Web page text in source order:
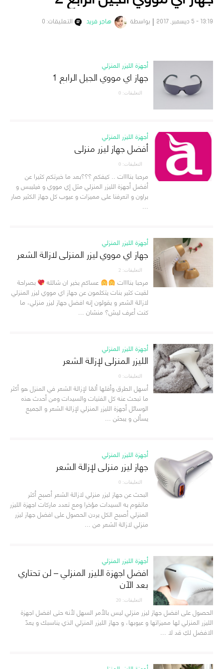
13:19 - 5 ديسمبر, 2017 بواسطة هاجر فريد التعليقات: 0
أجهزة الليزر المنزلي
جهاز اي مووي الجيل الرابع 1
التعليقات: 0
أجهزة الليزر المنزلي
أفضل جهاز ليزر منزلي
التعليقات: 0
مرحبا بناااات .. كيفكم ؟؟؟بعد ما خبرتكم كثيرا عن
أفضل أجهزة الليزر المنزلي مثل إي مووي و فيليبس و
براون و اتعرفنا على مميزات و عيوب كل جهاز الكثير صار
...
أجهزة الليزر المنزلي
جهاز اي مووي ليزر المنزلي لازالة الشعر
التعليقات: 2
مرحبا بناااات عساكم بخير ان شالله
بصراحة
لقيت كثير بنات يتكلمون عن جهاز اي مووي ليزر المنزلي
لازالة الشعر و يقولون إنه افضل جهاز ليزر منزلي، ما
كنت أعرف ليش؟ منشان ...
أجهزة الليزر المنزلي
الليزر المنزلي لإزالة الشعر
التعليقات: 0
أسهل الطرق وأقلها ألمًا لإزالة الشعر في المنزل هو أكثر
ما تبحث عنه كل الفتيات والسيدات ومن أحدث هذه
الوسائل أجهزة الليزر المنزلي لإزالة الشعر و الجميع
يسألن و يبحثن ...
أجهزة الليزر المنزلي
جهاز ليزر منزلي لإزالة الشعر
التعليقات: 0
البحث عن جهاز ليزر منزلي لازالة الشعر أصبح أكثر
ماتقوم به السيدات مؤخرا ومع تعدد ماركات اجهزة الليزر
المنزلي أصبح الكل يردن الحصول على افضل جهاز ليزر
منزلي لازالة الشعر من ...
أجهزة الليزر المنزلي
افضل اجهزة الليزر المنزلي – لن تحتاري
بعد الآن
التعليقات: 20
الحصول على افضل جهاز ليزر منزلي ليس بالأمر السهل لأنه حتى افضل اجهزة
الليزر المنزلي لها مميزاتها و عيوبها، و جهاز الليزر المنزلي الذي يناسبك و يعدّ
الافضل لكِ قد لا ...